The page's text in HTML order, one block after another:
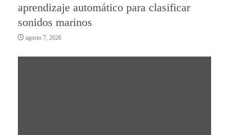
aprendizaje automático para clasificar
sonidos marinos
agosto 7, 2026